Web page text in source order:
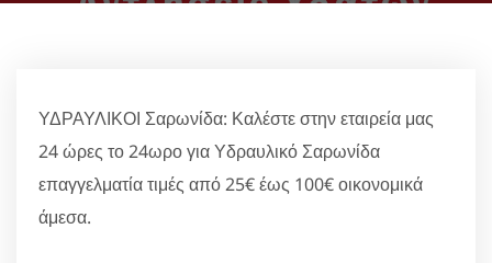
ΥΔΡΑΥΛΙΚΟΙ Σαρωνίδα: Καλέστε στην εταιρεία μας
24 ώρες το 24ωρο για Υδραυλικό Σαρωνίδα
επαγγελματία τιμές από 25€ έως 100€ οικονομικά
άμεσα.